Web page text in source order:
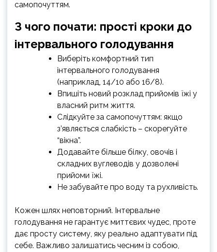
самопочуттям.
З чого почати: прості кроки до
інтервального голодування
Виберіть комфортний тип
інтервального голодування
(наприклад, 14/10 або 16/8).
Впишіть новий розклад прийомів їжі у
власний ритм життя.
Слідкуйте за самопочуттям: якщо
з’являється слабкість – скорегуйте
“вікна”.
Додавайте більше білку, овочів і
складних вуглеводів у дозволені
прийоми їжі.
Не забувайте про воду та рухливість.
Кожен шлях неповторний. Інтервальне
голодування не гарантує миттєвих чудес, проте
дає просту систему, яку реально адаптувати під
себе. Важливо залишатись чесним із собою,